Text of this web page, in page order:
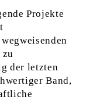
Projekte
der letzten
Band,